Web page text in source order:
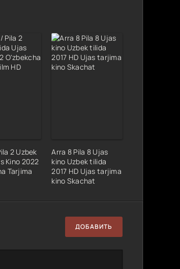
2 Uzbek
Kino 2022
Tarjima
Arra 8 Pila 8 Ujas
kino Uzbek tilida
2017 HD Ujas tarjima
kino Skachat
ДОБАВИТЬ